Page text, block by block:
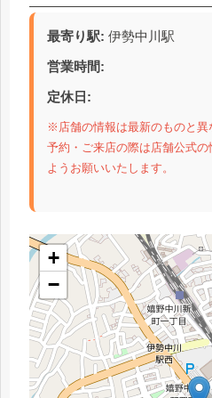
最寄り駅: 伊勢中川駅
営業時間:
定休日:
※店舗の情報は最新のものと
予約・ご来店の際は店舗公式
ようお願いいたします。
+
−